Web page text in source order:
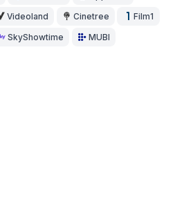
Videoland Cinetree Film1
SkyShowtime MUBI